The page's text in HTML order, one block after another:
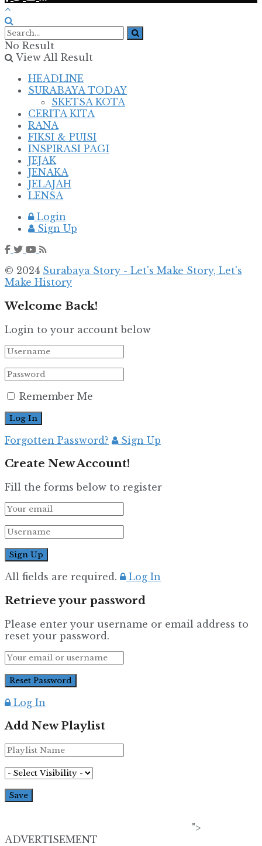
No Result
View All Result
HEADLINE
SURABAYA TODAY
SKETSA KOTA
CERITA KITA
RANA
FIKSI & PUISI
INSPIRASI PAGI
JEJAK
JENAKA
JELAJAH
LENSA
Login
Sign Up
© 2024 Surabaya Story - Let's Make Story, Let's
Make History
Welcome Back!
Login to your account below
Remember Me
Forgotten Password? Sign Up
Create New Account!
Fill the forms below to register
All fields are required. Log In
Retrieve your password
Please enter your username or email address to
reset your password.
Log In
Add New Playlist
">
ADVERTISEMENT